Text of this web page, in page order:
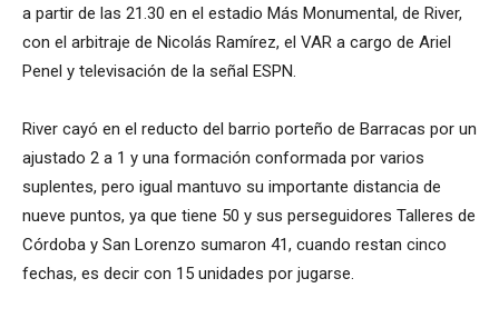
a partir de las 21.30 en el estadio Más Monumental, de River,
con el arbitraje de Nicolás Ramírez, el VAR a cargo de Ariel
Penel y televisación de la señal ESPN.
River cayó en el reducto del barrio porteño de Barracas por un
ajustado 2 a 1 y una formación conformada por varios
suplentes, pero igual mantuvo su importante distancia de
nueve puntos, ya que tiene 50 y sus perseguidores Talleres de
Córdoba y San Lorenzo sumaron 41, cuando restan cinco
fechas, es decir con 15 unidades por jugarse.